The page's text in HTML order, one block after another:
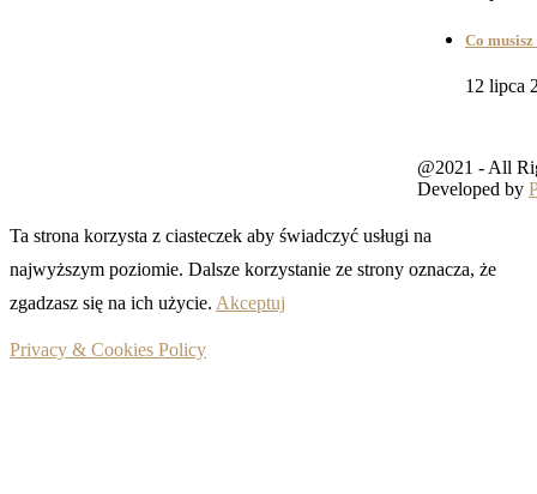
Co
12 lipca
@2021 - All
Developed by
Ta strona korzysta z ciasteczek aby świadczyć usługi na
najwyższym poziomie. Dalsze korzystanie ze strony oznacza, że
zgadzasz się na ich użycie. Akceptuj
Privacy & Cookies Policy